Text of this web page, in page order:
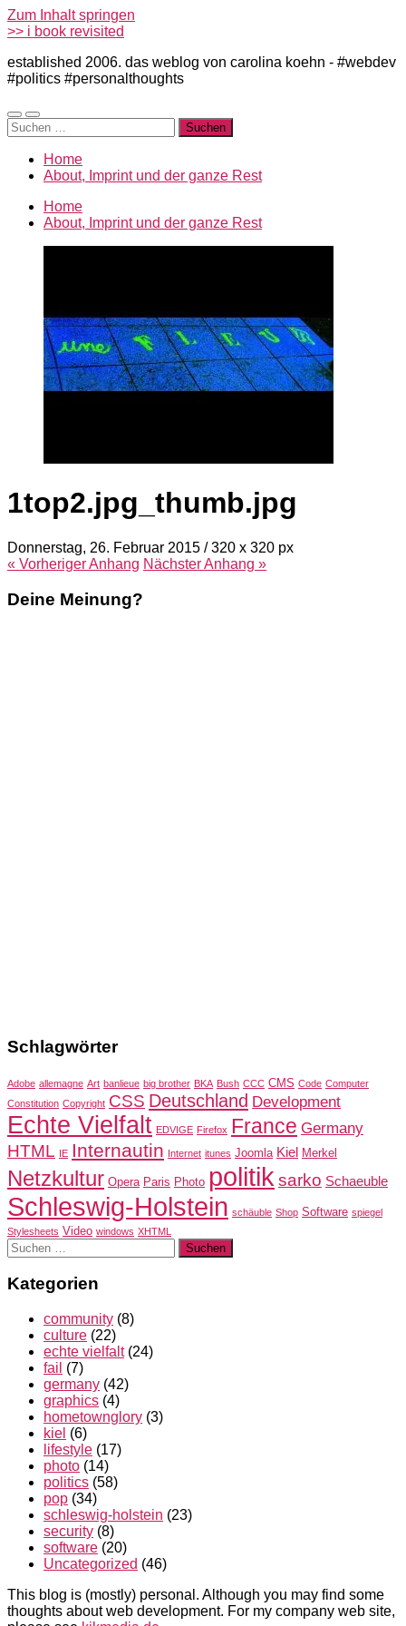
Zum Inhalt springen
>> i book revisited
established 2006. das weblog von carolina koehn - #webdev
#politics #personalthoughts
Mobile-
Menü
Suchfeld
ein-/ausblenden
Suchen
nach:
Home
About, Imprint und der ganze Rest
Home
About, Imprint und der ganze Rest
1top2.jpg_thumb.jpg
Donnerstag, 26. Februar 2015 /320 x 320 px
« VorherigerAnhang NächsterAnhang »
Deine Meinung?
Schlagwörter
Adobe allemagne Art banlieue big brother BKA Bush CCC CMS Code Computer
Constitution Copyright CSS Deutschland Development
Echte Vielfalt EDVIGE Firefox France Germany
HTML IE Internautin Internet itunes Joomla Kiel Merkel
Netzkultur Opera Paris Photo politik sarko Schaeuble
Schleswig-Holstein schäuble Shop Software spiegel
Stylesheets Video windows XHTML
Suchen
nach:
Kategorien
community (8)
culture (22)
echte vielfalt(24)
fail (7)
germany (42)
graphics (4)
hometownglory (3)
kiel (6)
lifestyle (17)
photo (14)
politics (58)
pop (34)
schleswig-holstein (23)
security (8)
software (20)
Uncategorized (46)
This blog is (mostly) personal. Although you may find some
thoughts about web development. For my company web site,